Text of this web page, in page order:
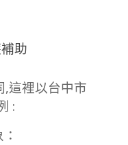
助
,這裡以台中市
: